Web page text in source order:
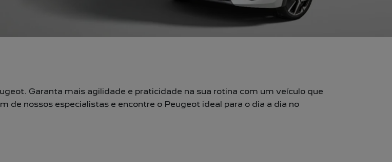
Garanta mais agilidade e praticidade na sua rotina com um veículo que
de nossos especialistas e encontre o Peugeot ideal para o dia a dia no